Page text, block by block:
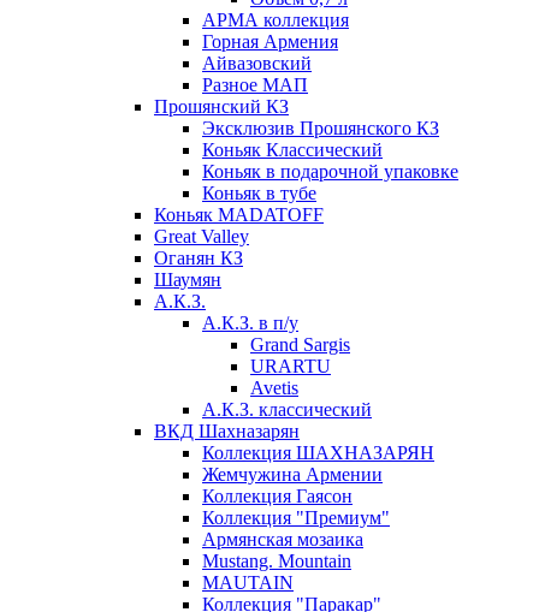
АРМА коллекция
Горная Армения
Айвазовский
Разное МАП
Прошянский КЗ
Эксклюзив Прошянского КЗ
Коньяк Классический
Коньяк в подарочной упаковке
Коньяк в тубе
Коньяк MADATOFF
Great Valley
Оганян КЗ
Шаумян
А.К.З.
А.К.З. в п/у
Grand Sargis
URARTU
Avetis
А.К.З. классический
ВКД Шахназарян
Коллекция ШАХНАЗАРЯН
Жемчужина Армении
Коллекция Гаясон
Коллекция "Премиум"
Армянская мозаика
Mustang. Mountain
MAUTAIN
Коллекция "Паракар"